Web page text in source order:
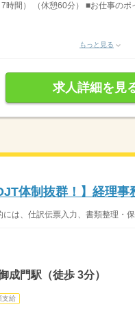
時間） （休憩60分） ■お仕事のポ
もっと見る
求人詳細を見
体制抜群！】経理事
には、仕訳伝票入力、書類整理・
成門駅（徒歩 3分）
支給